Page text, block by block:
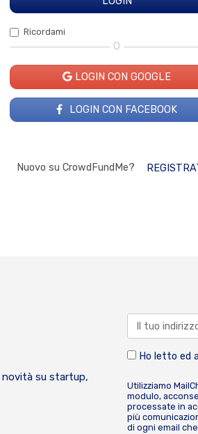
Ricordami
O
LOGIN CON GOOGLE
LOGIN CON FACEBOOK
Nuovo su CrowdFundMe?
novità su startup,
Ho letto ed
Utilizziamo
modulo,
processate in
più
di ogni email